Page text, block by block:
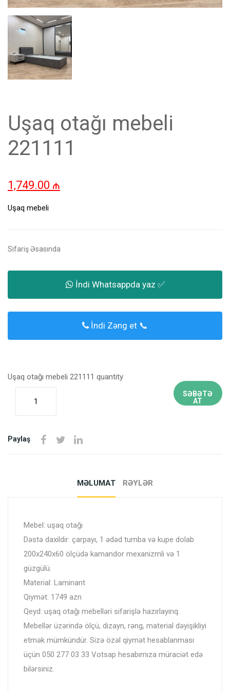
Uşaq otağı mebeli
221111
1,749.00 ₼
Uşaq mebeli
Sifariş Əsasında
İndi Whatsappda yaz ✅
İndi Zəng et 📞
Uşaq otağı mebeli 221111 quantity
SƏBƏTƏ
AT
Paylaş
MƏLUMAT RƏYLƏR
Mebel: uşaq otağı
Dəstə daxildir: çarpayı, 1 ədəd tumba və kupe dolab
200x240x60 ölçüdə kamandor mexanizmli və 1
güzgülü.
Material: Laminant
Qiymət: 1749 azn
Qeyd: uşaq otağı mebelləri sifarişlə hazırlayırıq.
Mebellər üzərində ölçü, dizayn, rəng, material dəyişikliyi
etmək mümkündür. Sizə özəl qiymət hesablanması
üçün 050 277 03 33 Votsap hesabımıza müraciət edə
bilərsiniz.